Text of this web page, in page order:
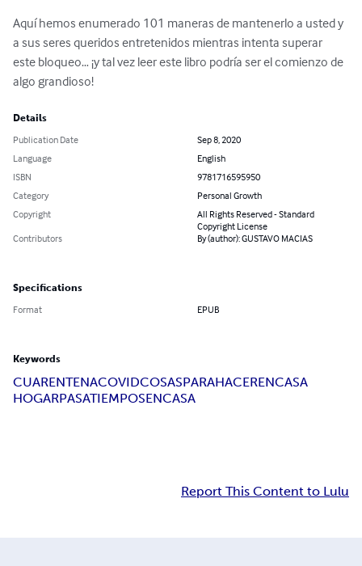
Aquí hemos enumerado 101 maneras de mantenerlo a usted y
a sus seres queridos entretenidos mientras intenta superar
este bloqueo… ¡y tal vez leer este libro podría ser el comienzo de
algo grandioso!
Details
Publication Date
Sep 8, 2020
Language
English
ISBN
9781716595950
Category
Personal Growth
Copyright
All Rights Reserved - Standard
Copyright License
Contributors
By (author): GUSTAVO MACIAS
Specifications
Format EPUB
Keywords
CUARENTENACOVIDCOSASPARAHACERENCASA
HOGARPASATIEMPOSENCASA
Report This Content to Lulu